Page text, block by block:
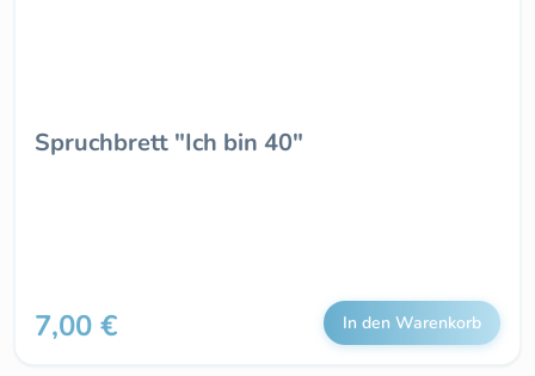
Spruchbrett "Ich bin 40"
Regulärer Preis:
7,00 € In den Warenkorb